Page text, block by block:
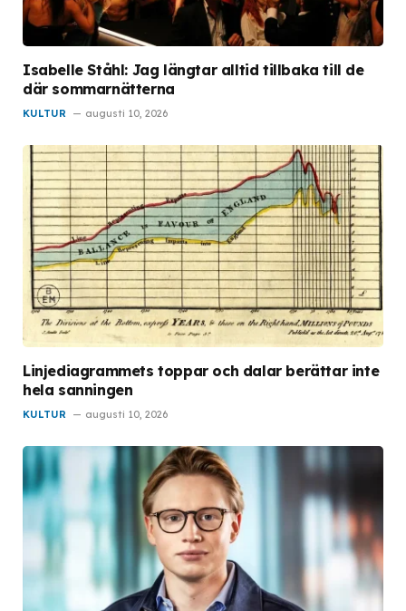
Isabelle Ståhl: Jag längtar alltid tillbaka till de
där sommarnätterna
KULTUR augusti 10, 2026
Linjediagrammets toppar och dalar berättar inte
hela sanningen
KULTUR augusti 10, 2026